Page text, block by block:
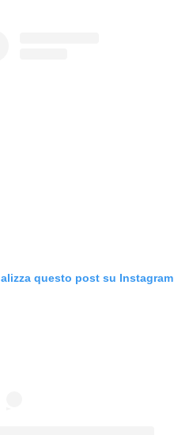
questo post su Instagram